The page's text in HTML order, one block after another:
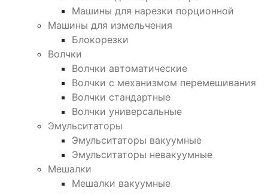
Машины для нарезки порционной
Машины для измельчения
Блокорезки
Волчки
Волчки автоматические
Волчки с механизмом перемешивания
Волчки стандартные
Волчки универсальные
Эмульситаторы
Эмульситаторы вакуумные
Эмульситаторы невакуумные
Мешалки
Мешалки вакуумные